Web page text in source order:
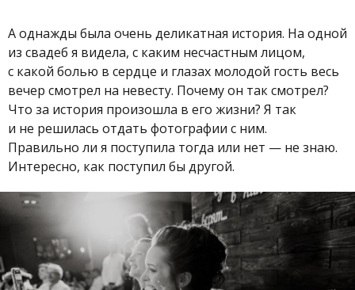
А однажды была очень деликатная история. На одной
из свадеб я видела, с каким несчастным лицом,
с какой болью в сердце и глазах молодой гость весь
вечер смотрел на невесту. Почему он так смотрел?
Что за история произошла в его жизни? Я так
и не решилась отдать фотографии с ним.
Правильно ли я поступила тогда или нет — не знаю.
Интересно, как поступил бы другой.